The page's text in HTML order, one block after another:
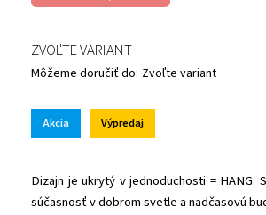
Akcia Výpredaj
Dizajn je ukrytý v jednoduchosti =
súčasnosť v dobrom svetle a nadčasovú
ZVOĽTE VARIANT
Môžeme doručiť do: Zvoľte variant